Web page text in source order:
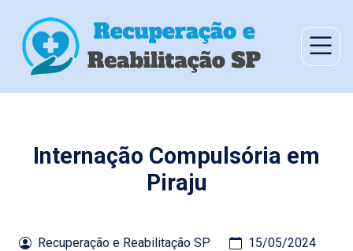
Internação Compulsória em
Piraju
Recuperação e Reabilitação SP 15/05/2024